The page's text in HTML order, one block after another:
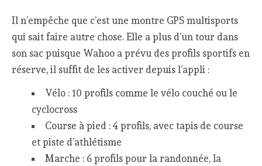
Il n’empêche que c’est une montre GPS multisports
qui sait faire autre chose. Elle a plus d’un tour dans
son sac puisque Wahoo a prévu des profils sportifs en
réserve, il suffit de les activer depuis l’appli :
Vélo : 10 profils comme le vélo couché ou le
cyclocross
Course à pied : 4 profils, avec tapis de course
et piste d’athlétisme
Marche : 6 profils pour la randonnée, la